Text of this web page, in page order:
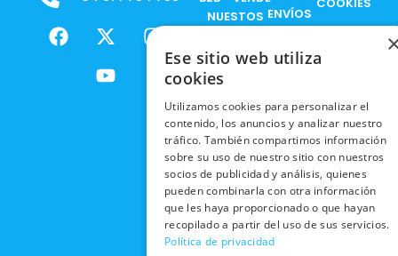
F
a
X
-
t
w
I
m
Y
o
u
t
NUESTOS
RESPONSABILIDAD
SOCIAL
TRABAJA
CON
NOSOTROS
NUESTRAS
TIENDAS
BLACK
FRIDAY
ENVÍOS
ENVÍOS
RECOGIDA
EN TIENDA
DEVOLUCIONES
Y CAMBIOS
CANCELAR
PEDIDO
POLÍTICA DE
PRIVACIDAD
CONDICIONES
DE COMPRA
Ese sitio web utiliza
cookies
Utilizamos cookies para personalizar el
contenido, los anuncios y analizar nuestro
tráfico. También compartimos información
sobre su uso de nuestro sitio con nuestros
socios de publicidad y análisis, quienes
pueden combinarla con otra información
que les haya proporcionado o que hayan
recopilado a partir del uso de sus servicios.
Política de privacidad